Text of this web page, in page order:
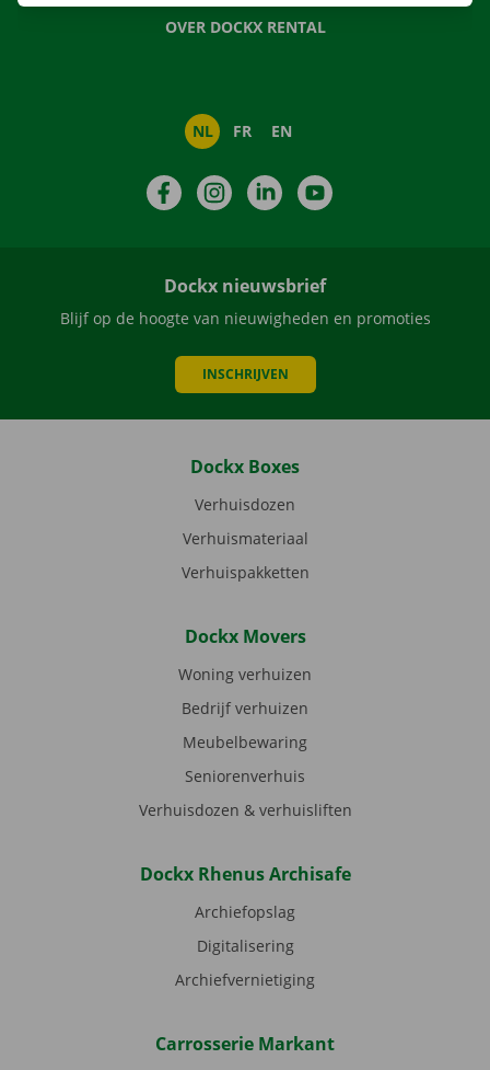
OVER DOCKX RENTAL
NL FR EN
FacebookInstagramLinkedIn
Dockx nieuwsbrief
Blijf op de hoogte van nieuwigheden en promoties
INSCHRIJVEN
Dockx Boxes
Verhuisdozen
Verhuismateriaal
Verhuispakketten
Dockx Movers
Woning verhuizen
Bedrijf verhuizen
Meubelbewaring
Seniorenverhuis
Verhuisdozen & verhuisliften
Dockx Rhenus Archisafe
Archiefopslag
Digitalisering
Archiefvernietiging
Carrosserie Markant